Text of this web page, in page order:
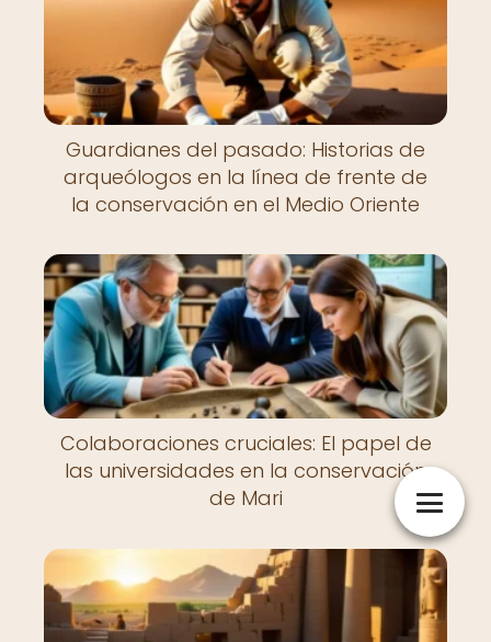
Guardianes del pasado: Historias de
arqueólogos en la línea de frente de
la conservación en el Medio Oriente
Colaboraciones cruciales: El papel de
las universidades en la conservación
de Mari